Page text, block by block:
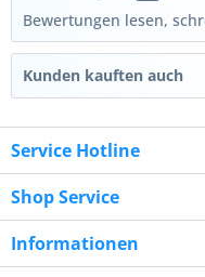
Bewertungen lesen,
Kunden kauften auch
Service Hotline
Shop Service
Informationen